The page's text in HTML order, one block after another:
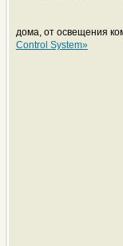
дома, от освещения
Control System»